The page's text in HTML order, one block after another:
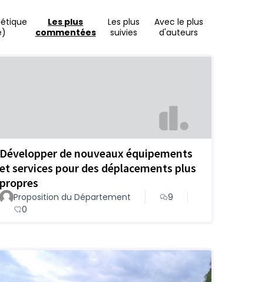
Les plus
commentées
Les plus
suivies
Avec le plus
d'auteurs
Développer de nouveaux équipements
et services pour des déplacements plus
propres
Proposition du Département
9
0